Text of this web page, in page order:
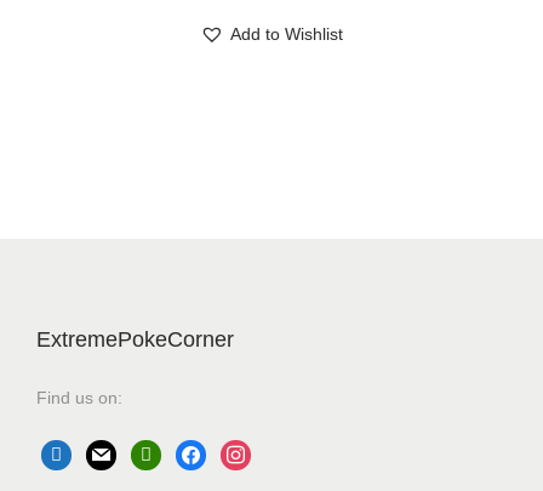
Add to Wishlist
ExtremePokeCorner
Find us on: